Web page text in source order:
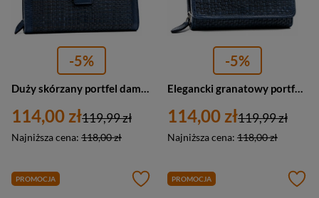
-5%
114,00 zł
Najniższa cena: 118,00 zł
119,99 zł
-5%
114,00 zł
Najniższa cena: 118,00 zł
119,99 zł
PROMOCJA PROMOCJA